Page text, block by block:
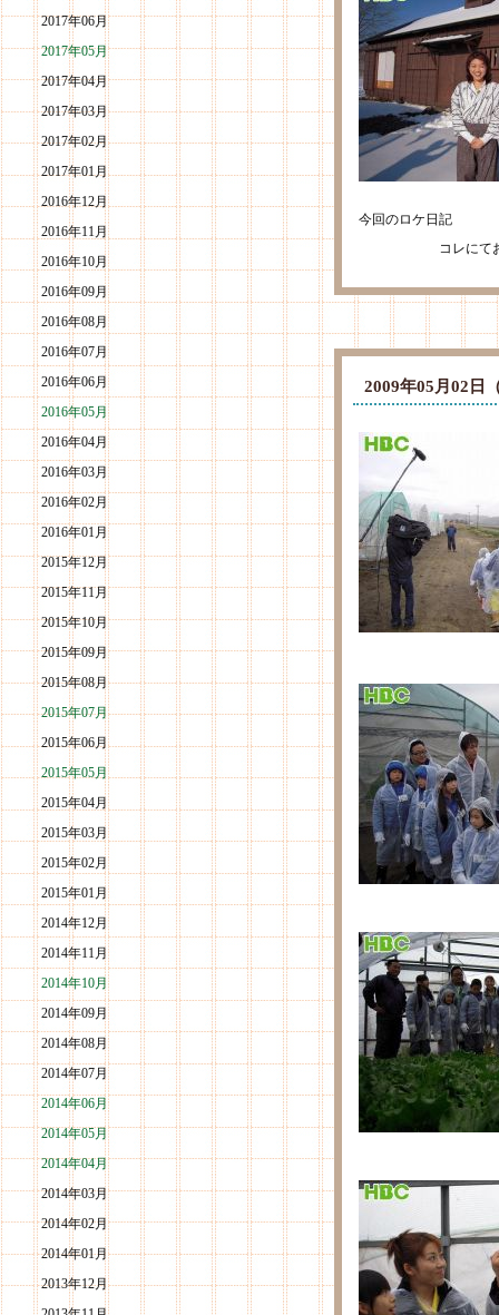
2017年06月
2017年05月
2017年04月
2017年03月
2017年02月
2017年01月
2016年12月
2016年11月
2016年10月
2016年09月
2016年08月
2016年07月
2016年06月
2016年05月
2016年04月
2016年03月
2016年02月
2016年01月
2015年12月
2015年11月
2015年10月
2015年09月
2015年08月
2015年07月
2015年06月
2015年05月
2015年04月
2015年03月
2015年02月
2015年01月
2014年12月
2014年11月
2014年10月
2014年09月
2014年08月
2014年07月
2014年06月
2014年05月
2014年04月
2014年03月
2014年02月
2014年01月
2013年12月
今回のロケ日記
コレにておし
2009年05月02